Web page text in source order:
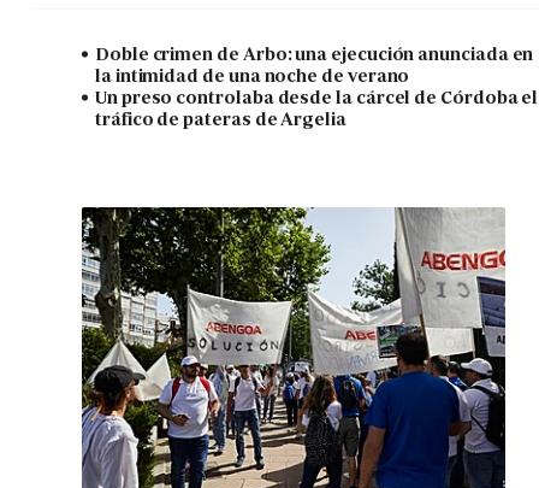
Doble crimen de Arbo: una ejecución anunciada en
la intimidad de una noche de verano
Un preso controlaba desde la cárcel de Córdoba el
tráfico de pateras de Argelia